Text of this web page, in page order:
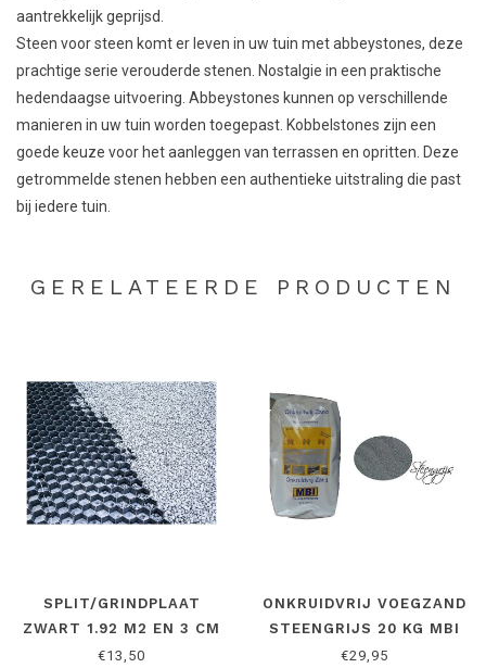
aantrekkelijk geprijsd.
Steen voor steen komt er leven in uw tuin met abbeystones, deze
prachtige serie verouderde stenen. Nostalgie in een praktische
hedendaagse uitvoering. Abbeystones kunnen op verschillende
manieren in uw tuin worden toegepast. Kobbelstones zijn een
goede keuze voor het aanleggen van terrassen en opritten. Deze
getrommelde stenen hebben een authentieke uitstraling die past
bij iedere tuin.
GERELATEERDE PRODUCTEN
SPLIT/GRINDPLAAT
ZWART 1.92 M2 EN 3 CM
DIK
€13,50
ONKRUIDVRIJ VOEGZAND
STEENGRIJS 20 KG MBI
€29,95